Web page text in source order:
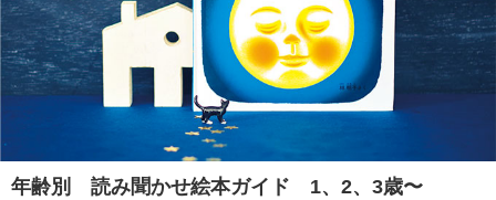
年齢別 読み聞かせ絵本ガイド 1、2、3歳〜